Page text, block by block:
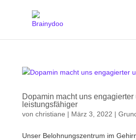
Dopamin macht uns engagierter
leistungsfähiger
von christiane | März 3, 2022 |
Unser Belohnungszentrum im